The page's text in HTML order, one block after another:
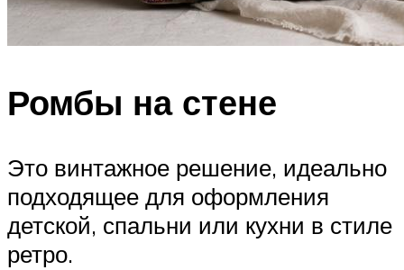
Ромбы на стене
Это винтажное решение, идеально
подходящее для оформления
детской, спальни или кухни в стиле
ретро.